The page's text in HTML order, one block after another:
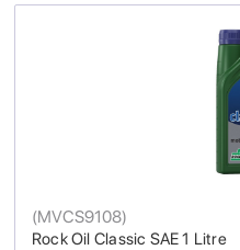
Rock Oil Classic SAE 1 Litre
(MVCS9108)